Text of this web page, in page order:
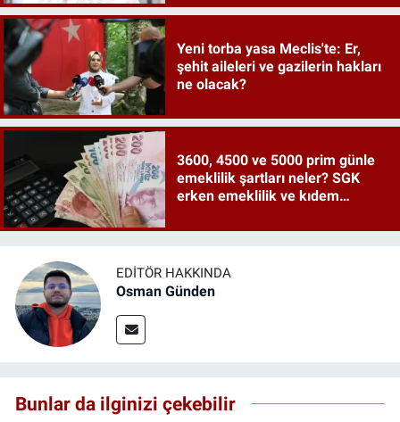
Yeni torba yasa Meclis'te: Er,
şehit aileleri ve gazilerin hakları
ne olacak?
3600, 4500 ve 5000 prim günle
emeklilik şartları neler? SGK
erken emeklilik ve kıdem
EDITÖR HAKKINDA
Osman Günden
Bunlar da ilginizi çekebilir